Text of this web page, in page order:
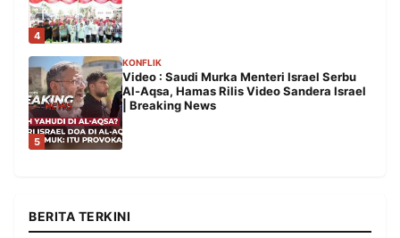
4
5
KONFLIK
Video : Saudi Murka Menteri Israel Serbu
Al-Aqsa, Hamas Rilis Video Sandera Israel
| Breaking News
BERITA TERKINI